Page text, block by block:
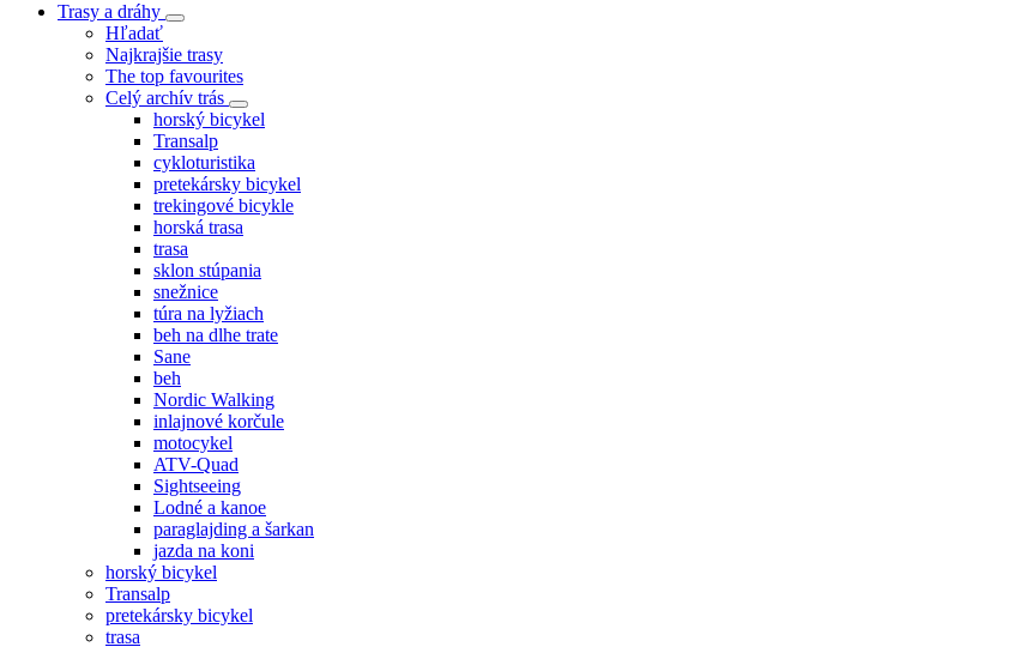
Trasy a dráhy
Hľadať
Najkrajšie trasy
The top favourites
Celý archív trás
horský bicykel
Transalp
cykloturistika
pretekársky bicykel
trekingové bicykle
horská trasa
trasa
sklon stúpania
snežnice
túra na lyžiach
beh na dlhe trate
Sane
beh
Nordic Walking
inlajnové korčule
motocykel
ATV-Quad
Sightseeing
Lodné a kanoe
paraglajding a šarkan
jazda na koni
horský bicykel
Transalp
pretekársky bicykel
trasa